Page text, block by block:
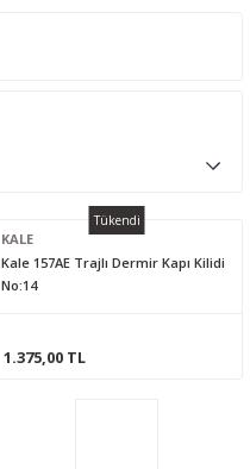
Tükendi
KALE
Kale 157AE Trajlı Dermir Kapı Kilidi
No:14
1.375,00 TL